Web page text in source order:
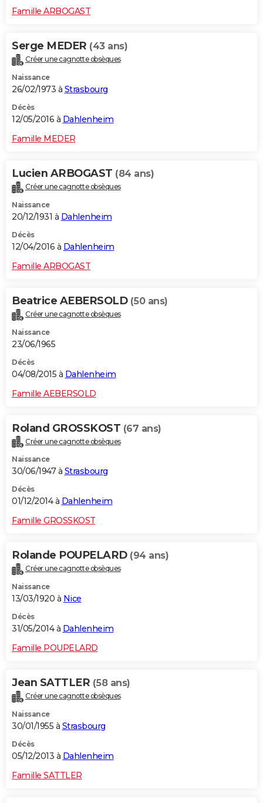
Famille ARBOGAST
Serge MEDER (43 ans)
Créer une cagnotte obsèques
Naissance
26/02/1973 à Strasbourg
Décès
12/05/2016 à Dahlenheim
Famille MEDER
Lucien ARBOGAST (84 ans)
Créer une cagnotte obsèques
Naissance
20/12/1931 à Dahlenheim
Décès
12/04/2016 à Dahlenheim
Famille ARBOGAST
Beatrice AEBERSOLD (50 ans)
Créer une cagnotte obsèques
Naissance
23/06/1965
Décès
04/08/2015 à Dahlenheim
Famille AEBERSOLD
Roland GROSSKOST (67 ans)
Créer une cagnotte obsèques
Naissance
30/06/1947 à Strasbourg
Décès
01/12/2014 à Dahlenheim
Famille GROSSKOST
Rolande POUPELARD (94 ans)
Créer une cagnotte obsèques
Naissance
13/03/1920 à Nice
Décès
31/05/2014 à Dahlenheim
Famille POUPELARD
Jean SATTLER (58 ans)
Créer une cagnotte obsèques
Naissance
30/01/1955 à Strasbourg
Décès
05/12/2013 à Dahlenheim
Famille SATTLER